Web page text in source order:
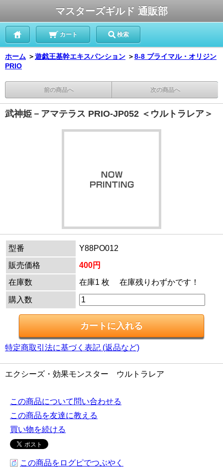
マスターズギルド 通販部
カート 検索
ホーム ＞遊戯王基幹エキスパンション ＞8-8 プライマル・オリジン
PRIO
前の商品へ 次の商品へ
武神姫－アマテラス PRIO-JP052 ＜ウルトラレア＞
型番
Y88PO012
販売価格
400円
在庫数
在庫1 枚 在庫残りわずかです！
購入数
特定商取引法に基づく表記 (返品など)
エクシーズ・効果モンスター ウルトラレア
この商品について問い合わせる
この商品を友達に教える
買い物を続ける
この商品をログピでつぶやく